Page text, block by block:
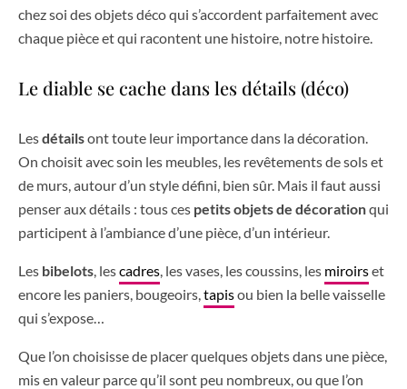
chez soi des objets déco qui s’accordent parfaitement avec
chaque pièce et qui racontent une histoire, notre histoire.
Le diable se cache dans les détails (déco)
Lesdétailsont toute leur importance dans la décoration.
On choisit avec soin les meubles, les revêtements de sols et
de murs, autour d’un style défini, bien sûr. Mais il faut aussi
penser aux détails : tous ces petits objets de décorationqui
participent à l’ambiance d’une pièce, d’un intérieur.
Les bibelots, lescadres, les vases, les coussins, les miroirset
encore les paniers, bougeoirs,tapisou bien la belle vaisselle
qui s’expose…
Que l’on choisisse de placer quelques objets dans une pièce,
mis en valeur parce qu’il sont peu nombreux, ou que l’on